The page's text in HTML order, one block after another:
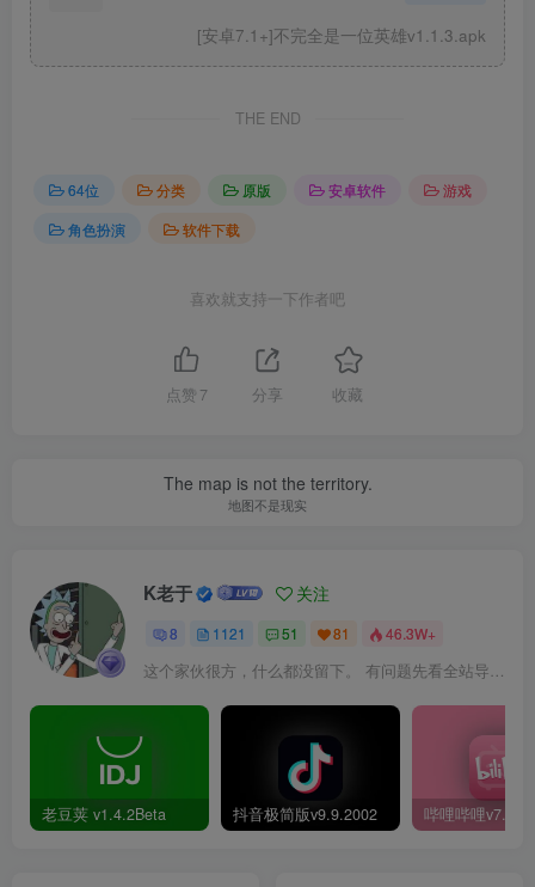
[安卓7.1+]不完全是一位英雄v1.1.3.apk
THE END
64位 分类 原版 安卓软件
游戏
角色扮演
软件下载
喜欢就支持一下作者吧
点赞 7 分享 收藏
The map is not the territory.
地图不是现实
K老于 关注
8 1121 51 81 46.3W+
这个家伙很方，什么都没留下。 有问题先看全站导航页，解决不了再@我！
老豆荚 v1.4.2Beta 抖音极简版v9.9.2002